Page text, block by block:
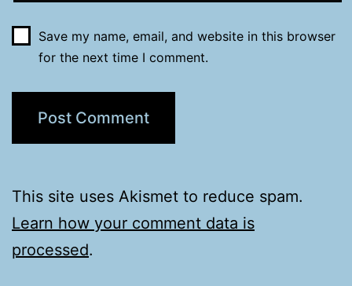
Save my name, email, and website in this browser
for the next time I comment.
This site uses Akismet to reduce spam.
Learn how your comment data is
processed.